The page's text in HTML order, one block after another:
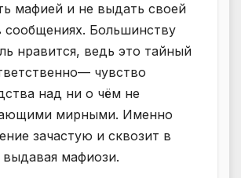
мафией и не выдать своей
сообщениях. Большинству
нравится, ведь это тайный
чувство
над ни о чём не
мирными. Именно
зачастую и сквозит в
выдавая мафиози.